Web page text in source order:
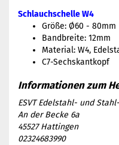
Schlauchschelle W4
Größe: Ø60 - 80mm
Bandbreite: 12mm
Material: W4,
C7-Sechskantkopf
ESVT Edelstahl- und
An der Becke 6a
45527 Hattingen
02324683990